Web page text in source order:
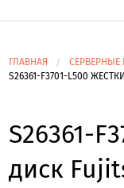
ГЛАВНАЯ
S26361-F3701-L500
S26361-
диск